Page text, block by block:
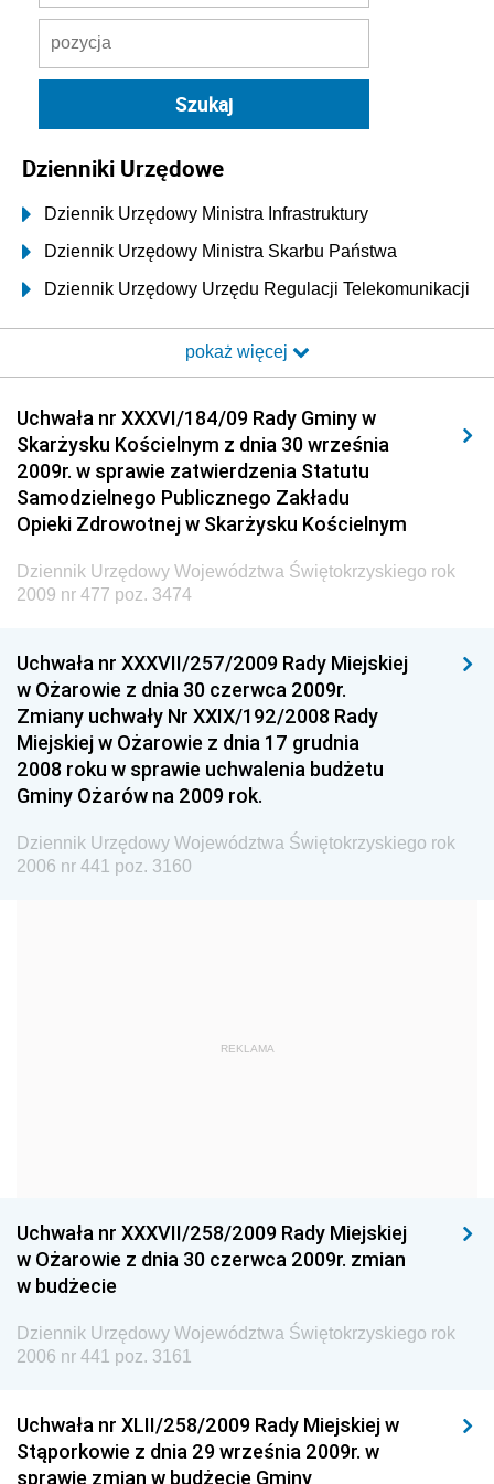
Dzienniki Urzędowe
Dziennik Urzędowy Ministra Infrastruktury
Dziennik Urzędowy Ministra Skarbu Państwa
Dziennik Urzędowy Urzędu Regulacji Telekomunikacji
Dziennik Urzędowy Ministra Transportu i Budownictwa
Elektronicznej
Dziennik Urzędowy Ministra Spraw Wewnętrznych i
Administracji
Dziennik Urzędowy Ministra Transportu
Dziennik Urzędowy Ministra Budownictwa
Dziennik Urzędowy Ministra Nauki i Szkolnictwa
Dziennik Urzędowy Głównego Urzędu Miar
Dziennik Urzędowy Ministra Rolnictwa i Rozwoju Wsi
Dziennik Urzędowy Ministra Edukacji Narodowej i
Sportu
Dziennik Urzędowy Ministra Edukacji i Nauki
Dziennik Urzędowy Ministra Edukacji Narodowej
Dziennik Urzędowy Ministra Gospodarki Morskiej
Dziennik Urzędowy Ministra Kultury i Dziedzictwa
Dziennik Urzędowy Ministra Pracy i Polityki
Społecznej
Dziennik Urzędowy Urzędu Lotnictwa Cywilnego
Dziennik Urzędowy Ministerstwa Hutnictwa i
Przemysłu Maszynowego
pokaż więcej
Uchwała nr XXXVI/184/09 Rady Gminy w
Skarżysku Kościelnym z dnia 30 września
2009r. w sprawie zatwierdzenia Statutu
Samodzielnego Publicznego Zakładu
Opieki Zdrowotnej w Skarżysku Kościelnym
Dziennik Urzędowy Województwa Świętokrzyskiego rok
2009 nr 477 poz. 3474
Uchwała nr XXXVII/257/2009 Rady Miejskiej
w Ożarowie z dnia 30 czerwca 2009r.
Zmiany uchwały Nr XXIX/192/2008 Rady
Miejskiej w Ożarowie z dnia 17 grudnia
2008 roku w sprawie uchwalenia budżetu
Gminy Ożarów na 2009 rok.
Dziennik Urzędowy Województwa Świętokrzyskiego rok
2006 nr 441 poz. 3160
REKLAMA
Uchwała nr XXXVII/258/2009 Rady Miejskiej
w Ożarowie z dnia 30 czerwca 2009r. zmian
w budżecie
Dziennik Urzędowy Województwa Świętokrzyskiego rok
2006 nr 441 poz. 3161
Uchwała nr XLII/258/2009 Rady Miejskiej w
Stąporkowie z dnia 29 września 2009r. w
sprawie zmian w budżecie Gminy